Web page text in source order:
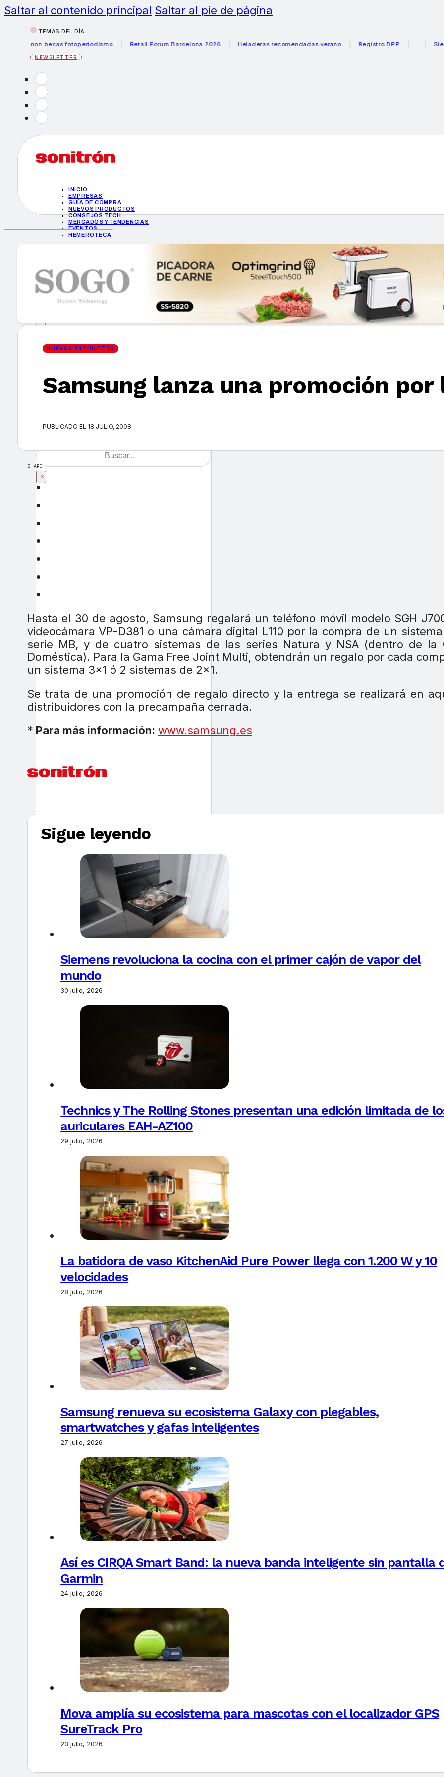
Saltar al contenido principal Saltar al pie de página
TEMAS DEL DÍA:
Canon becas fotoperiodismo
Retail Forum Barcelona 2026 Heladeras recomendadas verano Registro DPP
NEWSLETTER
INICIO
EMPRESAS
GUÍA DE COMPRA
NUEVOS PRODUCTOS
CONSEJOS TECH
MERCADOS Y TENDENCIAS
EVENTOS
HEMEROTECA
GUÍA DE COMPRA
NUEVOS PRODUCTOS
CONSEJOS TECH
MERCADOS Y TENDENCIAS
HEMEROTECA
Encuentra tu noticia
×
NUEVOS PRODUCTOS
Samsung lanza una promoción por
PUBLICADO EL 18 JULIO, 2008
SHARE
Hasta el 30 de agosto, Samsung regalará un teléfono móvil modelo SGH
videocámara VP-D381 o una cámara digital L110 por la compra de un
serie MB, y de cuatro sistemas de las series Natura y NSA (dentro de la
Doméstica). Para la Gama Free Joint Multi, obtendrán un regalo por cada
un sistema 3×1 ó 2 sistemas de 2×1.
Se trata de una promoción de regalo directo y la entrega se realizará en
distribuidores con la precampaña cerrada.
* Para más información: www.samsung.es
Sigue leyendo
Siemens revoluciona la cocina con el primer cajón de vapor del
mundo
30 julio, 2026
Technics y The Rolling Stones presentan una edición limitada de
auriculares EAH-AZ100
29 julio, 2026
La batidora de vaso KitchenAid Pure Power llega con 1.200 W y 10
velocidades
28 julio, 2026
Samsung renueva su ecosistema Galaxy con plegables,
smartwatches y gafas inteligentes
27 julio, 2026
Así es CIRQA Smart Band: la nueva banda inteligente sin pantalla
Garmin
24 julio, 2026
Mova amplía su ecosistema para mascotas con el localizador GPS
SureTrack Pro
23 julio, 2026